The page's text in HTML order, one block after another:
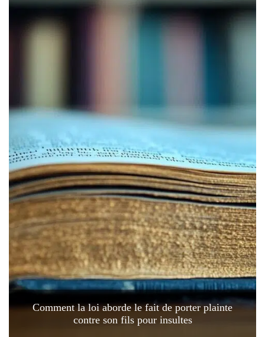
Comment la loi aborde le fait de porter plainte
contre son fils pour insultes